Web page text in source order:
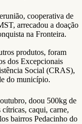
cooperativa de
arrecadou a doação
na Fronteira.
produtos, foram
dos Excepcionais
Social (CRAS),
do município.
doou 500kg de
caqui, carne,
bairros Pedacinho do